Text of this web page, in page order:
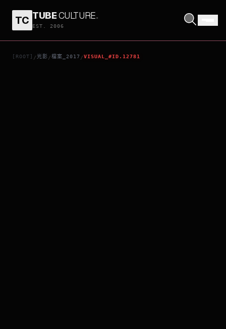
TC TUBECULTURE.
EST. 2006
[ROOT] /光影 /檔案_2017 /VISUAL_#ID.12781
蜘蛛俠：強勢回歸